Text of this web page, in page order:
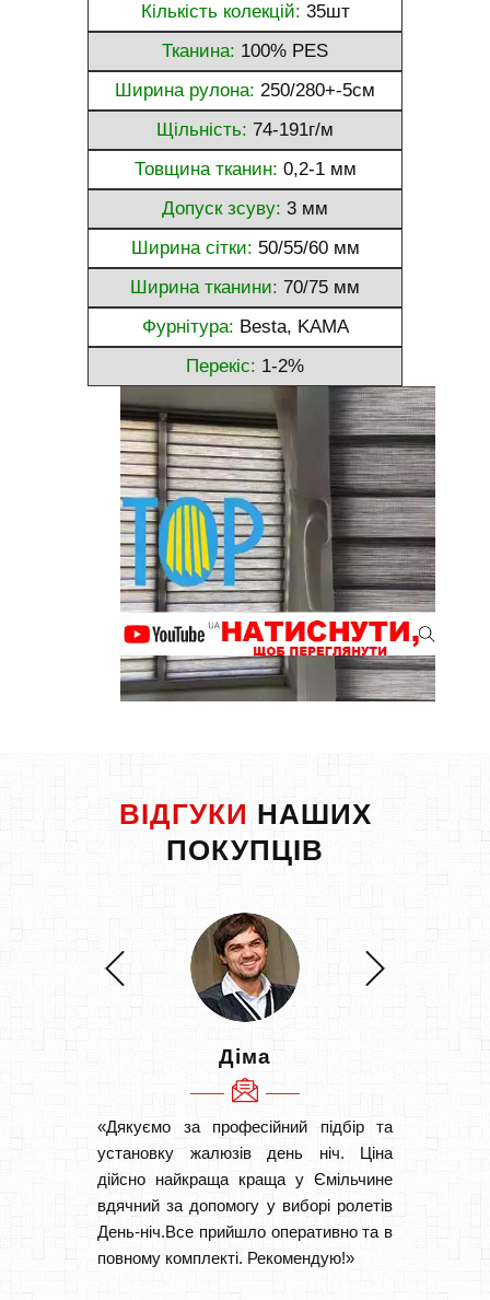
Кількість колекцій: 35шт
Тканина: 100% PES
Ширина рулона: 250/280+-5см
Щільність: 74-191г/м
Товщина тканин: 0,2-1 мм
Допуск зсуву: 3 мм
Ширина сітки: 50/55/60 мм
Ширина тканини: 70/75 мм
Фурнітура: Besta, KAMA
Перекіс: 1-2%
ВІДГУКИ НАШИХ
ПОКУПЦІВ
Діма
«Дякуємо за професійний підбір та
установку жалюзів день ніч. Ціна
дійсно найкраща краща у Ємільчине
вдячний за допомогу у виборі ролетів
День-ніч.Все прийшло оперативно та в
повному комплекті. Рекомендую!»